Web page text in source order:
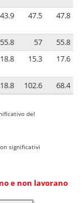
43.9 47.5 47.8
55.8 57
55.8
18.8 15.3 17.6
102.6 68.4
del
significativi
e non lavorano